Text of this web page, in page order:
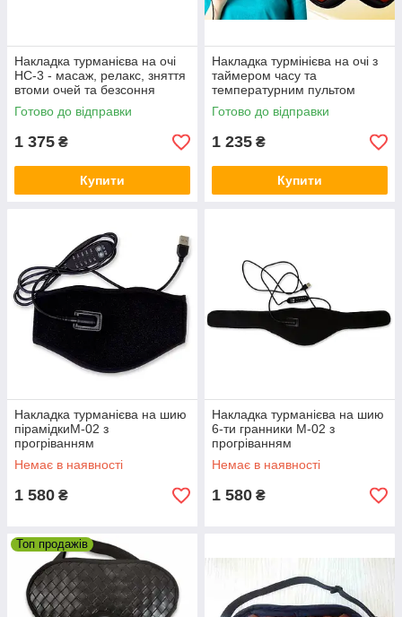
Накладка турманієва на очі
HC-3 - масаж, релакс, зняття
втоми очей та безсоння
Готово до відправки
1 375 ₴
Купити
Накладка турмінієва на очі з
таймером часу та
температурним пультом
Готово до відправки
1 235 ₴
Купити
Накладка турманієва на шию
пірамідкиМ-02 з
прогріванням
Немає в наявності
1 580 ₴
Накладка турманієва на шию
6-ти гранники М-02 з
прогріванням
Немає в наявності
1 580 ₴
Топ продажів